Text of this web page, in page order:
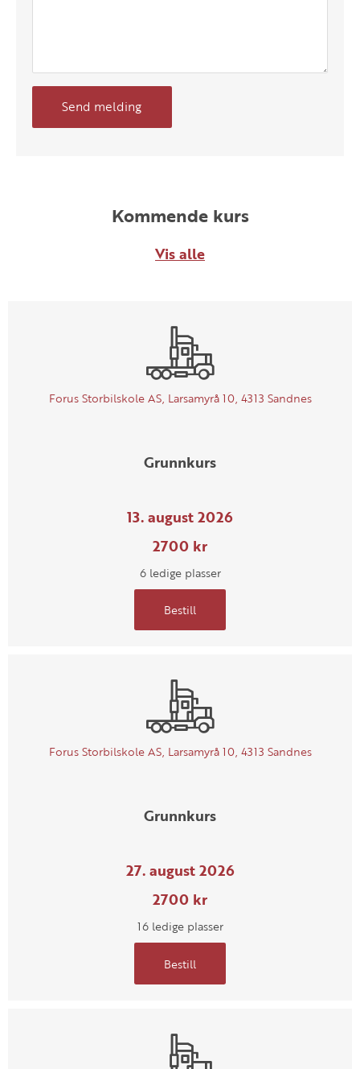
Send melding
Kommende kurs
Vis alle
Forus Storbilskole AS, Larsamyrå 10, 4313 Sandnes
Grunnkurs
13. august 2026
2700 kr
6 ledige plasser
Bestill
Forus Storbilskole AS, Larsamyrå 10, 4313 Sandnes
Grunnkurs
27. august 2026
2700 kr
16 ledige plasser
Bestill